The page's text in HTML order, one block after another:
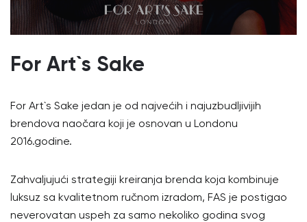
For Art`s Sake
For Art`s Sake jedan je od najvećih i najuzbudljivijih
brendova naočara koji je osnovan u Londonu
2016.godine.
Zahvaljujući strategiji kreiranja brenda koja kombinuje
luksuz sa kvalitetnom ručnom izradom, FAS je postigao
neverovatan uspeh za samo nekoliko godina svog